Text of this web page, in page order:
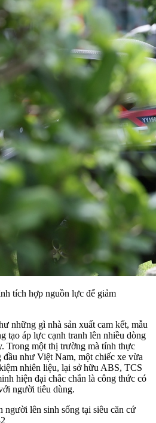
tích hợp nguồn lực để giảm
những gì nhà sản xuất cam kết, mẫu
tạo áp lực cạnh tranh lên nhiều dòng
Trong một thị trường mà tính thực
như Việt Nam, một chiếc xe vừa
nhiên liệu, lại sở hữu ABS, TCS
hiện đại chắc chắn là công thức có
người tiêu dùng.
lên sinh sống tại siêu căn cứ